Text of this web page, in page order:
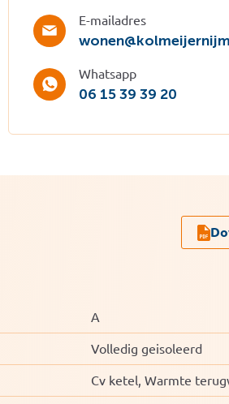
E-mailadres
Whatsapp
06 15 39 39 20
A
Volledig geisoleerd
Cv ketel, Warmte